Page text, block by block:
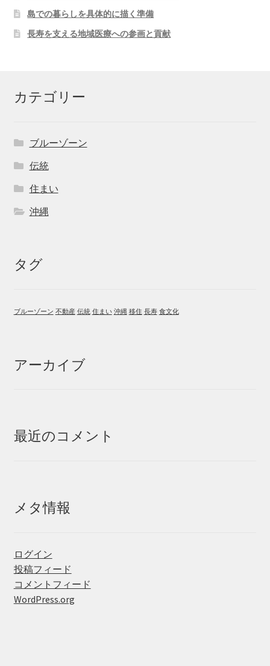
島での暮らしを具体的に描く準備
長寿を支える地域医療への参画と貢献
カテゴリー
ブルーゾーン
伝統
住まい
沖縄
タグ
ブルーゾーン 不動産 伝統 住まい 沖縄 移住 長寿 食文化
アーカイブ
最近のコメント
メタ情報
ログイン
投稿フィード
コメントフィード
WordPress.org